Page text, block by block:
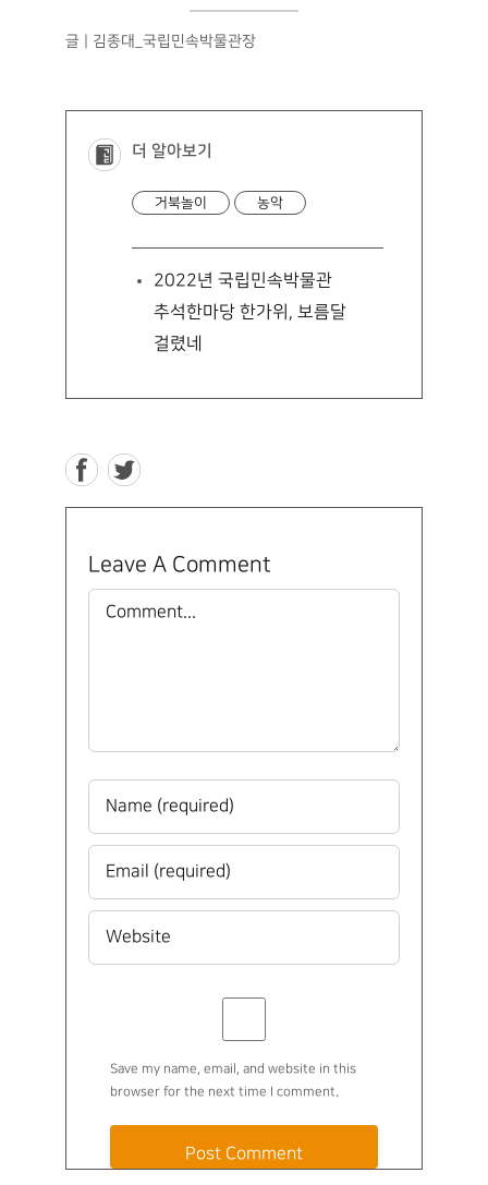
글 | 김종대_국립민속박물관장
더 알아보기
거북놀이 농악
2022년 국립민속박물관
추석한마당 한가위, 보름달
걸렸네
Leave A Comment
Comment
Save my name, email, and website in this
browser for the next time I comment.